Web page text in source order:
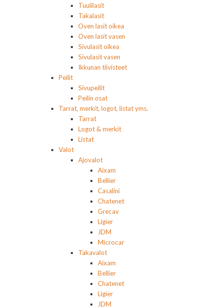
Tuulilasit
Takalasit
Oven lasit oikea
Oven lasit vasen
Sivulasit oikea
Sivulasit vasen
Ikkunan tiivisteet
Peilit
Sivupeilit
Peilin osat
Tarrat, merkit, logot, listat yms.
Tarrat
Logot & merkit
Listat
Valot
Ajovalot
Aixam
Bellier
Casalini
Chatenet
Grecav
Ligier
JDM
Microcar
Takavalot
Aixam
Bellier
Chatenet
Ligier
JDM